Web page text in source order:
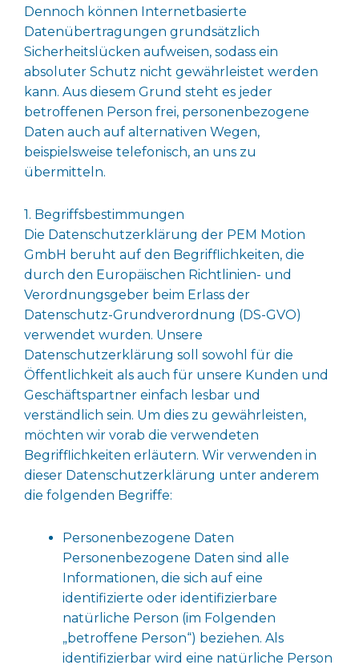
Dennoch können Internetbasierte
Datenübertragungen grundsätzlich
Sicherheitslücken aufweisen, sodass ein
absoluter Schutz nicht gewährleistet werden
kann. Aus diesem Grund steht es jeder
betroffenen Person frei, personenbezogene
Daten auch auf alternativen Wegen,
beispielsweise telefonisch, an uns zu
übermitteln.
1. Begriffsbestimmungen
Die Datenschutzerklärung der PEM Motion
GmbH beruht auf den Begrifflichkeiten, die
durch den Europäischen Richtlinien- und
Verordnungsgeber beim Erlass der
Datenschutz-Grundverordnung (DS-GVO)
verwendet wurden. Unsere
Datenschutzerklärung soll sowohl für die
Öffentlichkeit als auch für unsere Kunden und
Geschäftspartner einfach lesbar und
verständlich sein. Um dies zu gewährleisten,
möchten wir vorab die verwendeten
Begrifflichkeiten erläutern. Wir verwenden in
dieser Datenschutzerklärung unter anderem
die folgenden Begriffe:
Personenbezogene Daten
Personenbezogene Daten sind alle
Informationen, die sich auf eine
identifizierte oder identifizierbare
natürliche Person (im Folgenden
„betroffene Person“) beziehen. Als
identifizierbar wird eine natürliche Person